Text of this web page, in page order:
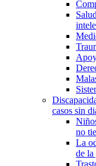
casos sin
no
La
de la